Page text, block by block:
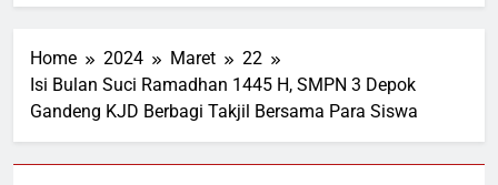
Home 2024 Maret
22
Isi Bulan Suci Ramadhan 1445 H, SMPN 3 Depok
Gandeng KJD Berbagi Takjil Bersama Para Siswa